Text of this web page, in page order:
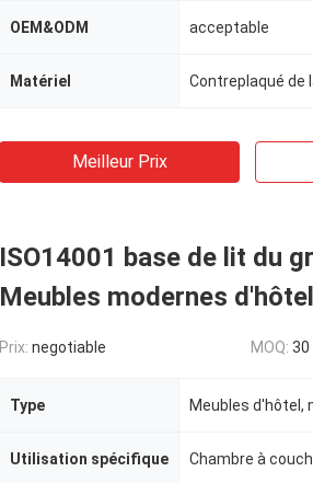
OEM&ODM acceptable
Matériel Contreplaqué de
Meilleur Prix
ISO14001 base de lit du
Meubles modernes d'hôtel
Prix: negotiable MOQ: 30
Type
Utilisation spécifique Chambre à